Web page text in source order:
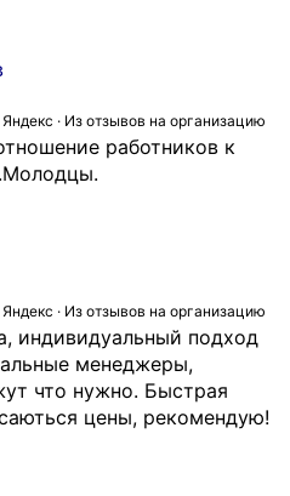
Яндекс · Из отзывов на организацию
работников к
Яндекс · Из отзывов на организацию
индивидуальный подход
менеджеры,
что нужно. Быстрая
цены, рекомендую!